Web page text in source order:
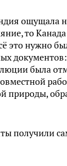
ощущала
то
это нужно
была
природы,
получили